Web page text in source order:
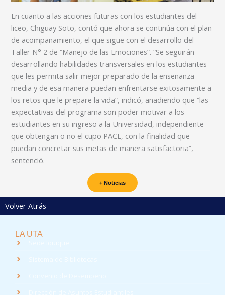
En cuanto a las acciones futuras con los estudiantes del
liceo, Chiguay Soto, contó que ahora se continúa con el plan
de acompañamiento, el que sigue con el desarrollo del
Taller N° 2 de “Manejo de las Emociones”. “Se seguirán
desarrollando habilidades transversales en los estudiantes
que les permita salir mejor preparado de la enseñanza
media y de esa manera puedan enfrentarse exitosamente a
los retos que le prepare la vida”, indicó, añadiendo que “las
expectativas del programa son poder motivar a los
estudiantes en su ingreso a la Universidad, independiente
que obtengan o no el cupo PACE, con la finalidad que
puedan concretar sus metas de manera satisfactoria”,
sentenció.
+ Noticias
Volver Atrás
LA UTA